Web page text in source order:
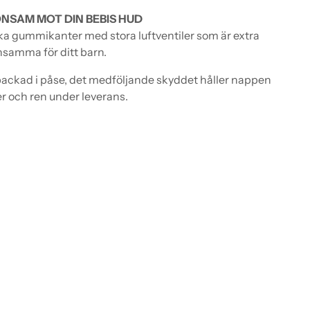
MOT DIN BEBIS HUD
gummikanter med stora luftventiler som är extra
för ditt barn.
i påse, det medföljande skyddet håller nappen
och ren under leverans.